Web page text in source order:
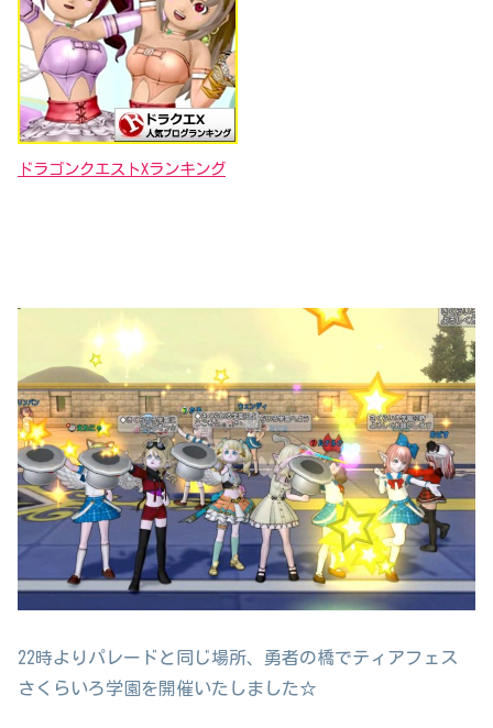
ドラゴンクエストXランキング
22時よりパレードと同じ場所、勇者の橋でティアフェス
さくらいろ学園を開催いたしました☆